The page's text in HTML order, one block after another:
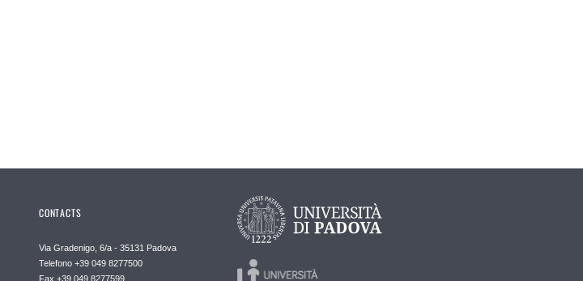
CONTACTS
Via Gradenigo, 6/a - 35131 Padova
Telefono +39 049 8277500
Fax +39 049 8277599